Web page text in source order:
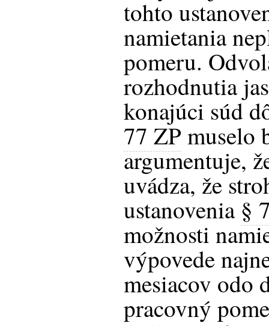
tohto
namietania
pomeru.
rozhodnutia
konajúci súd
77 ZPmuselo
argumentuje,
uvádza, že
ustanovenia §
možnosti
výpovede
mesiacov odo
pracovný